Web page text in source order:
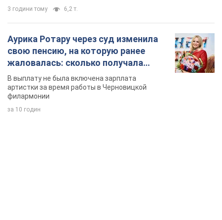
3 години тому 6,2 т.
Аурика Ротару через суд изменила
свою пенсию, на которую ранее
жаловалась: сколько получала
певица
В выплату не была включена зарплата
артистки за время работы в Черновицкой
филармонии
за 10 годин